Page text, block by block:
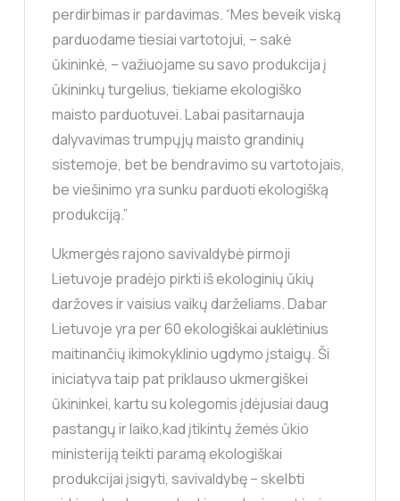
perdirbimas ir pardavimas. “Mes beveik viską
parduodame tiesiai vartotojui, – sakė
ūkininkė, – važiuojame su savo produkcija į
ūkininkų turgelius, tiekiame ekologiško
maisto parduotuvei. Labai pasitarnauja
dalyvavimas trumpųjų maisto grandinių
sistemoje, bet be bendravimo su vartotojais,
be viešinimo yra sunku parduoti ekologišką
produkciją.”
Ukmergės rajono savivaldybė pirmoji
Lietuvoje pradėjo pirkti iš ekologinių ūkių
daržoves ir vaisius vaikų darželiams. Dabar
Lietuvoje yra per 60 ekologiškai auklėtinius
maitinančių ikimokyklinio ugdymo įstaigų. Ši
iniciatyva taip pat priklauso ukmergiškei
ūkininkei, kartu su kolegomis įdėjusiai daug
pastangų ir laiko,kad įtikintų žemės ūkio
ministeriją teikti paramą ekologiškai
produkcijai įsigyti, savivaldybę – skelbti